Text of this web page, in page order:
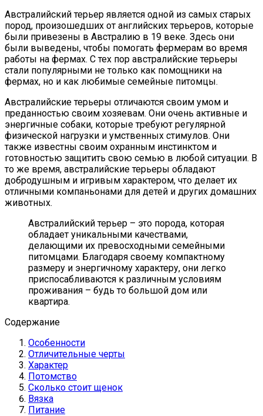
Австралийский терьер является одной из самых старых
пород, произошедших от английских терьеров, которые
были привезены в Австралию в 19 веке. Здесь они
были выведены, чтобы помогать фермерам во время
работы на фермах. С тех пор австралийские терьеры
стали популярными не только как помощники на
фермах, но и как любимые семейные питомцы.
Австралийские терьеры отличаются своим умом и
преданностью своим хозяевам. Они очень активные и
энергичные собаки, которые требуют регулярной
физической нагрузки и умственных стимулов. Они
также известны своим охранным инстинктом и
готовностью защитить свою семью в любой ситуации. В
то же время, австралийские терьеры обладают
добродушным и игривым характером, что делает их
отличными компаньонами для детей и других домашних
животных.
Австралийский терьер – это порода, которая
обладает уникальными качествами,
делающими их превосходными семейными
питомцами. Благодаря своему компактному
размеру и энергичному характеру, они легко
приспосабливаются к различным условиям
проживания – будь то большой дом или
квартира.
Содержание
Особенности
Отличительные черты
Характер
Потомство
Сколько стоит щенок
Вязка
Питание